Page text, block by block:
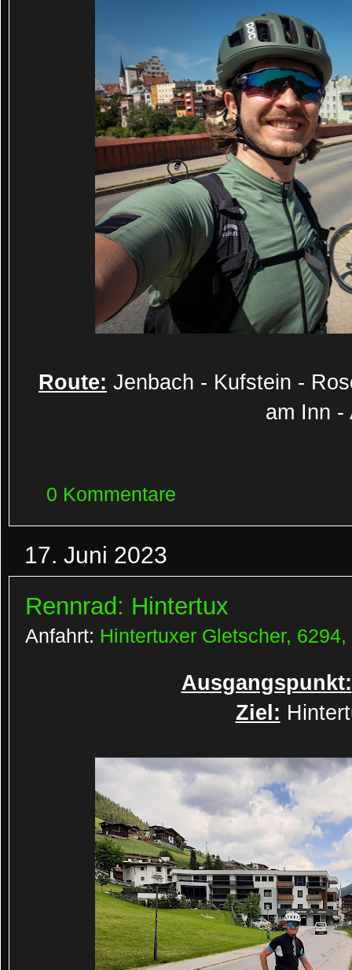
Route: Jenbach - Kufstein -
am Inn -
0 Kommentare
17. Juni 2023
Rennrad: Hintertux
Anfahrt: Hintertuxer Gletscher,
Ausgangspunkt:
Ziel: